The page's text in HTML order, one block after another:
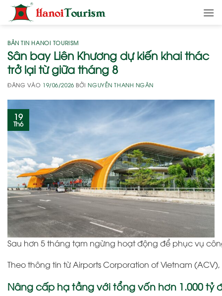
qua
dungBẢN TIN HANOI TOURISM
Sân bay Liên Khương dự kiến khai thác
trở lại từ giữa tháng 8
ĐĂNG VÀO 19/06/2026 BỞINGUYỄN THANH NGÂN
19
Th6
Sau hơn 5 tháng tạm ngừng hoạt động để phục vụ
Theo thông tin từAirports Corporation of Vietnam
Nâng cấp hạ tầng với tổng vốn hơn 1.000 tỷ